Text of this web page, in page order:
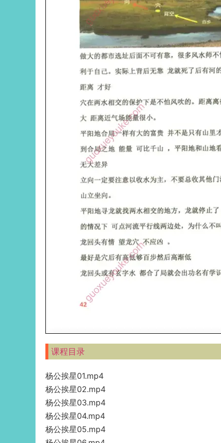
课程目录
杨公挨星01.mp4
杨公挨星02.mp4
杨公挨星03.mp4
杨公挨星04.mp4
杨公挨星05.mp4